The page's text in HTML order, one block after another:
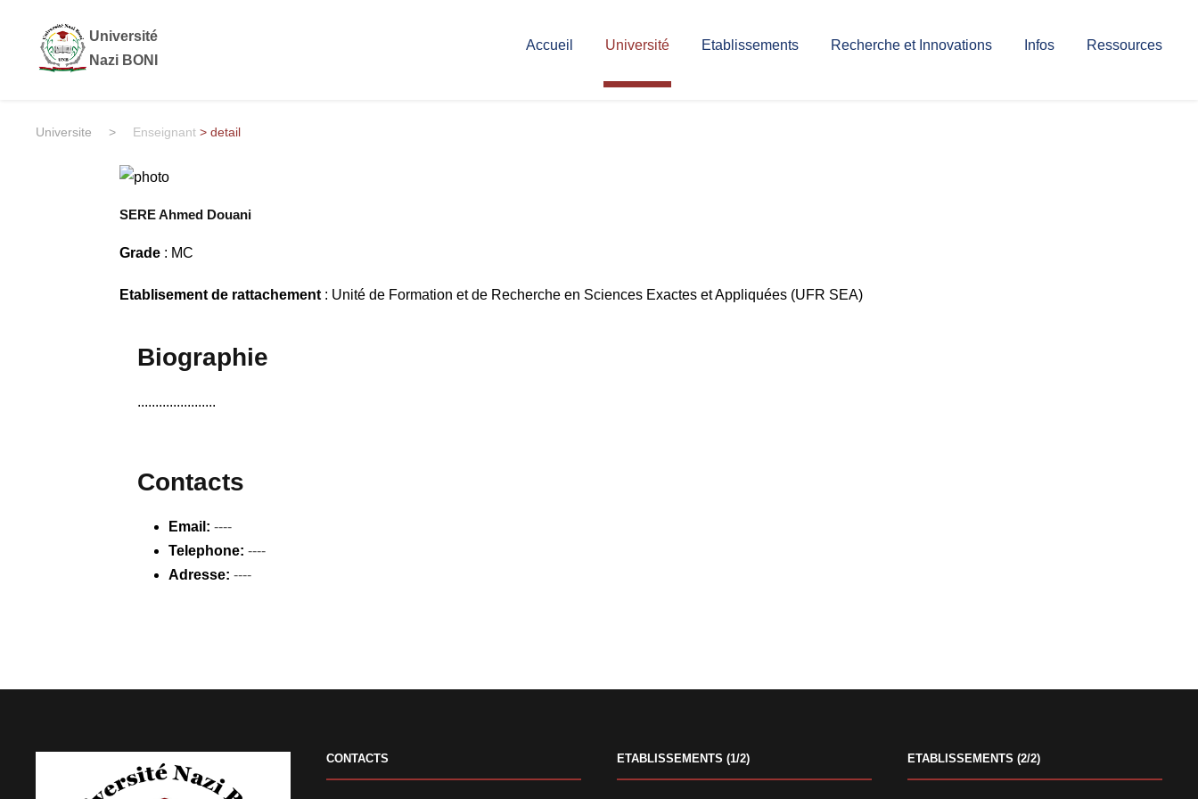
Université
Nazi BONI
Accueil Université Etablissements Recherche et Innovations Infos Ressources
Universite > Enseignant > detail
SERE Ahmed Douani
Grade : MC
Etablisement de rattachement: Unité de Formation et de Recherche en Sciences Exactes et Appliquées (UFR SEA)
Biographie
......................
Contacts
Email: ----
Telephone: ----
Adresse: ----
CONTACTS ETABLISSEMENTS (1/2) ETABLISSEMENTS (2/2)